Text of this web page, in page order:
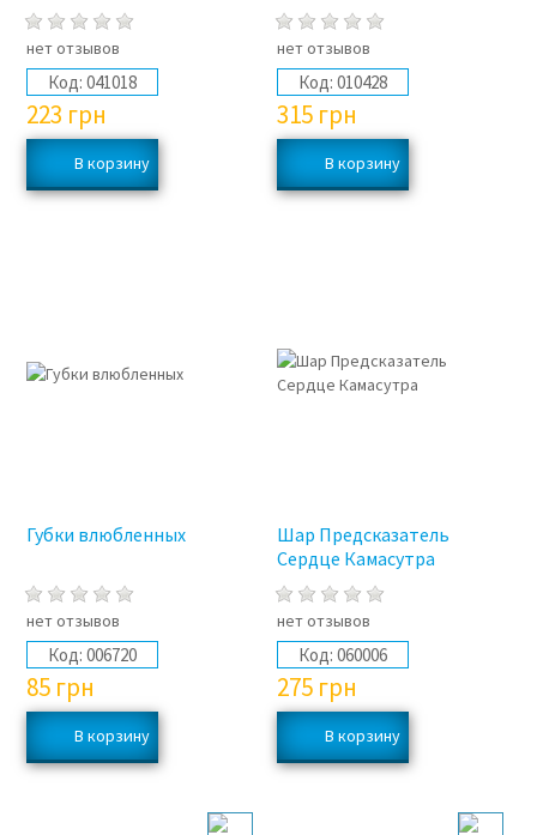
нет отзывов
Код: 041018
223 грн
нет отзывов
Код: 010428
315 грн
Губки влюбленных
нет отзывов
Код: 006720
85 грн
Шар Предсказатель
Сердце Камасутра
нет отзывов
Код: 060006
275 грн